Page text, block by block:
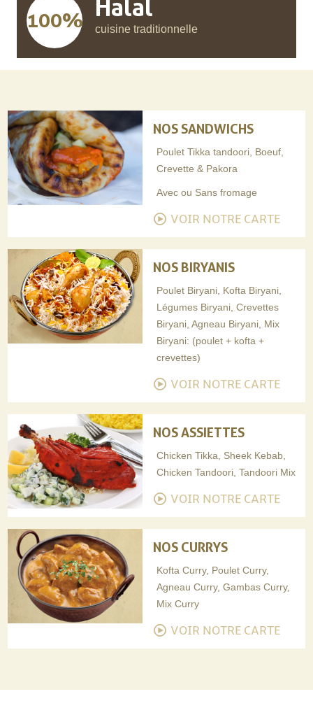
100% Halal
cuisine traditionnelle
NOS SANDWICHS
Poulet Tikka tandoori, Boeuf,
Crevette & Pakora
Avec ou Sans fromage
VOIR NOTRE CARTE
NOS BIRYANIS
Poulet Biryani, Kofta Biryani,
Légumes Biryani, Crevettes
Biryani, Agneau Biryani, Mix
Biryani: (poulet + kofta +
crevettes)
VOIR NOTRE CARTE
NOS ASSIETTES
Chicken Tikka, Sheek Kebab,
Chicken Tandoori, Tandoori Mix
VOIR NOTRE CARTE
NOS CURRYS
Kofta Curry, Poulet Curry,
Agneau Curry, Gambas Curry,
Mix Curry
VOIR NOTRE CARTE